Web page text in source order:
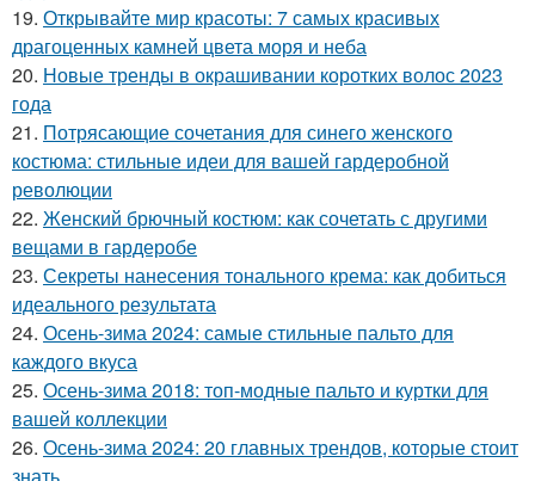
19. Открывайте мир красоты: 7 самых красивых
драгоценных камней цвета моря и неба
20. Новые тренды в окрашивании коротких волос 2023
года
21. Потрясающие сочетания для синего женского
костюма: стильные идеи для вашей гардеробной
революции
22. Женский брючный костюм: как сочетать с другими
вещами в гардеробе
23. Секреты нанесения тонального крема: как добиться
идеального результата
24. Осень-зима 2024: самые стильные пальто для
каждого вкуса
25. Осень-зима 2018: топ-модные пальто и куртки для
вашей коллекции
26. Осень-зима 2024: 20 главных трендов, которые стоит